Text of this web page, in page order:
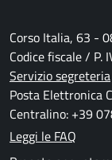
Corso Italia, 63 -
Codice fiscale /
Servizio segreteria
Posta Elettronica
Centralino: +39
Leggi le FAQ